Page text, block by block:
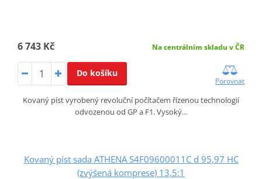
6 743 Kč Na centrálním skladu v ČR
Do košíku
Porovnat
Kovaný píst vyrobený revoluční počítačem řízenou technologií
odvozenou od GP a F1. Vysoký…
Kovaný píst sada ATHENA S4F09600011C d 95,97 HC
(zvýšená komprese) 13,5:1